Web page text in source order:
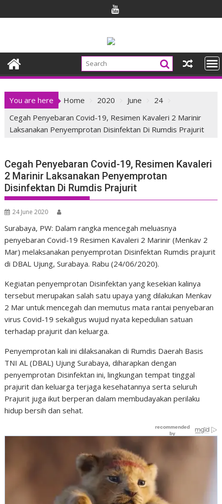
to
You are here Home 2020 June
24
Cegah Penyebaran Covid-19, Resimen Kavaleri 2 Marinir
Laksanakan Penyemprotan Disinfektan Di Rumdis Prajurit
Cegah Penyebaran Covid-19, Resimen Kavaleri
2 Marinir Laksanakan Penyemprotan
Disinfektan Di Rumdis Prajurit
24 June 2020
Surabaya, PW: Dalam rangka mencegah meluasnya
penyebaran Covid-19 Resimen Kavaleri 2 Marinir (Menkav 2
Mar) melaksanakan penyemprotan Disinfektan Rumdis prajurit
di DBAL Ujung, Surabaya. Rabu (24/06/2020).
Kegiatan penyemprotan Disinfektan yang kesekian kalinya
tersebut merupakan salah satu upaya yang dilakukan Menkav
2 Mar untuk mencegah dan memutus mata rantai penyebaran
virus Covid-19 sekaligus wujud nyata kepedulian satuan
terhadap prajurit dan keluarga.
Penyemprotan kali ini dilaksanakan di Rumdis Daerah Basis
TNI AL (DBAL) Ujung Surabaya, diharapkan dengan
penyemprotan Disinfektan ini, lingkungan tempat tinggal
prajurit dan keluarga terjaga kesehatannya serta seluruh
Prajurit juga ikut berperan dalam membudayakan perilaku
hidup bersih dan sehat.